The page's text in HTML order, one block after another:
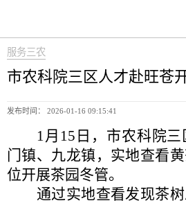
服务三农
市农科院三区人才赴旺苍
发布时间： 2026-01-16 09:15:41
1月15日，市农科院
门镇、九龙镇，实地查看
位开展茶园冬管。
通过实地查看发现茶